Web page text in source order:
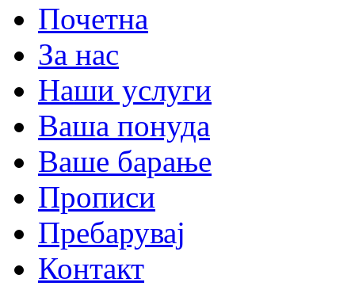
Почетна
За нас
Наши услуги
Ваша понуда
Ваше барање
Прописи
Пребарувај
Контакт